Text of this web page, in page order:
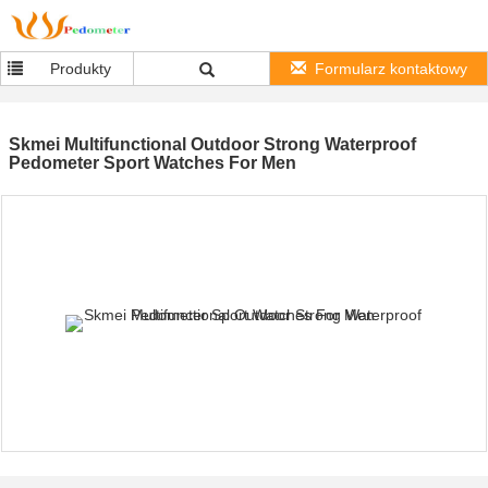
Produkty Formularz kontaktowy
Skmei Multifunctional Outdoor Strong Waterproof
Pedometer Sport Watches For Men